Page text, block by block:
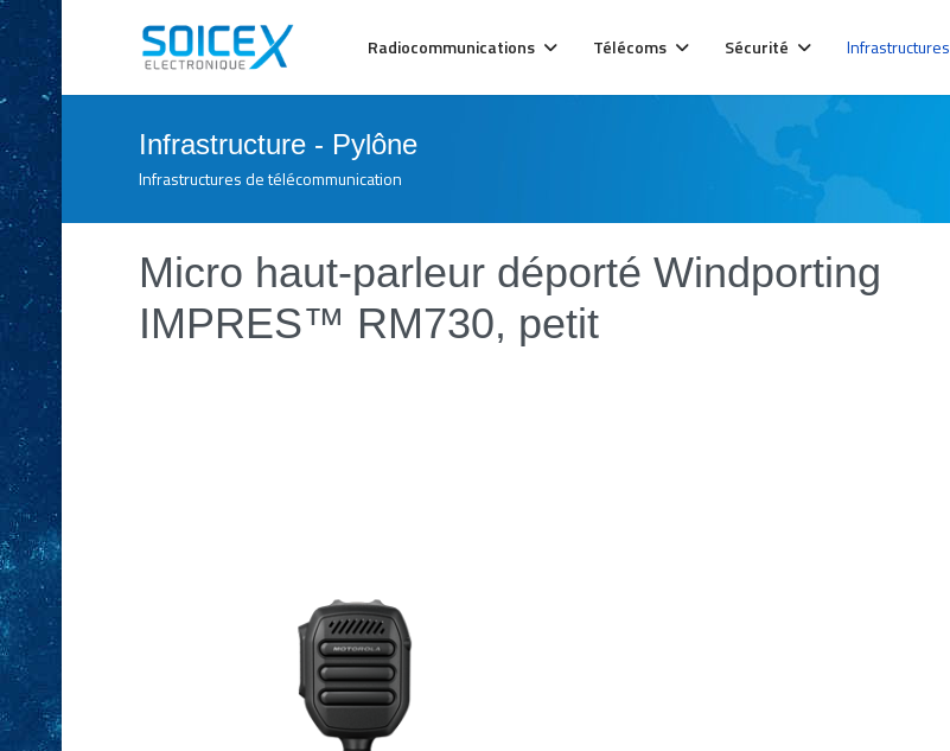
Radiocommunications Télécoms Sécurité Infrastructures
Infrastructure - Pylône
Infrastructures de télécommunication
Micro haut-parleur déporté Windporting
IMPRES™ RM730, petit